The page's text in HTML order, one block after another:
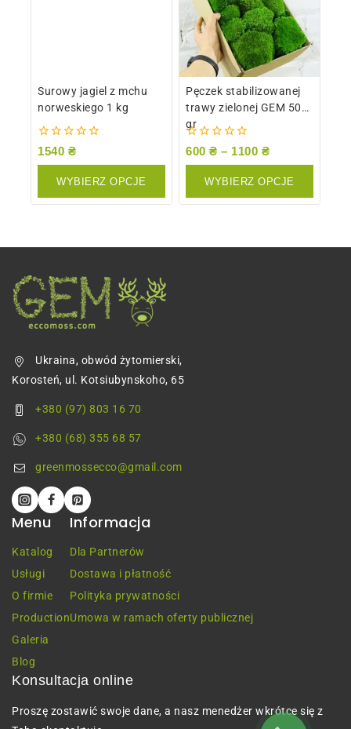
Surowy jagiel z mchu
norweskiego 1 kg
0
1540 ₴
WYBIERZ OPCJE
Pęczek stabilizowanej
trawy zielonej GEM 500
gr
0
600 ₴ – 1100 ₴
WYBIERZ OPCJE
Ukraina, obwód żytomierski,
Korosteń, ul. Kotsiubynskoho, 65
+380 (97) 803 16 70
+380 (68) 355 68 57
greenmossecco@gmail.com
Menu
Katalog
Usługi
O firmie
Production
Galeria
Blog
Informacja
Dla Partnerów
Dostawa i płatność
Polityka prywatności
Umowa w ramach oferty publicznej
Konsultacja online
Proszę zostawić swoje dane, a nasz menedżer wkrótce się z